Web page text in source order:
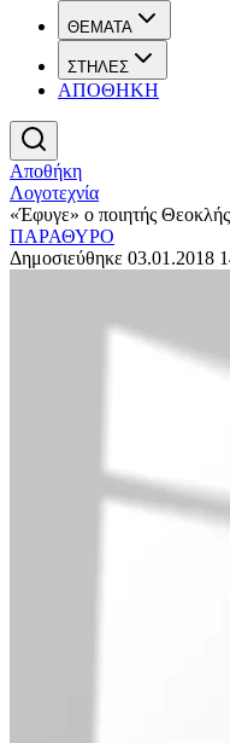
ΘΕΜΑΤΑ
ΣΤΗΛΕΣ
ΑΠΟΘΗΚΗ
Αποθήκη
Λογοτεχνία
«Έφυγε» ο ποιητής
ΠΑΡΑΘΥΡΟ
Δημοσιεύθηκε 03.01.2018